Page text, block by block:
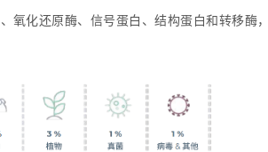
氧化还原酶、信号蛋白、结构蛋白和转移酶